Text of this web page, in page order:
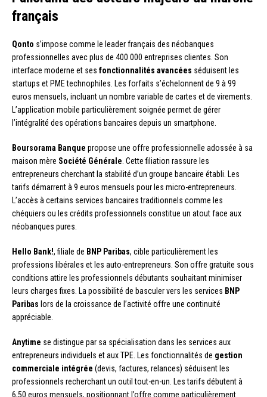
français
Qonto s’impose comme le leader français des néobanques
professionnelles avec plus de 400 000 entreprises clientes. Son
interface moderne et ses fonctionnalités avancées séduisent les
startups et PME technophiles. Les forfaits s’échelonnent de 9 à 99
euros mensuels, incluant un nombre variable de cartes et de virements.
L’application mobile particulièrement soignée permet de gérer
l’intégralité des opérations bancaires depuis un smartphone.
Boursorama Banque propose une offre professionnelle adossée à sa
maison mère Société Générale. Cette filiation rassure les
entrepreneurs cherchant la stabilité d’un groupe bancaire établi. Les
tarifs démarrent à 9 euros mensuels pour les micro-entrepreneurs.
L’accès à certains services bancaires traditionnels comme les
chéquiers ou les crédits professionnels constitue un atout face aux
néobanques pures.
Hello Bank!, filiale de BNP Paribas, cible particulièrement les
professions libérales et les auto-entrepreneurs. Son offre gratuite sous
conditions attire les professionnels débutants souhaitant minimiser
leurs charges fixes. La possibilité de basculer vers les services BNP
Paribas lors de la croissance de l’activité offre une continuité
appréciable.
Anytime se distingue par sa spécialisation dans les services aux
entrepreneurs individuels et aux TPE. Les fonctionnalités de gestion
commerciale intégrée (devis, factures, relances) séduisent les
professionnels recherchant un outil tout-en-un. Les tarifs débutent à
6,50 euros mensuels, positionnant l’offre comme particulièrement